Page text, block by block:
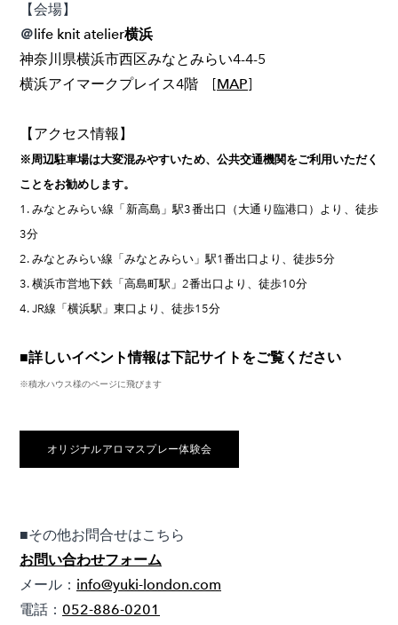
【会場】
＠ life knit atelier横浜
神奈川県横浜市西区みなとみらい4-4-5
横浜アイマークプレイス4階 [MAP]
​【アクセス情報】
※周辺駐車場は大変混みやすいため、公共交通機関をご利用いただく
ことをお勧めします。
1. みなとみらい線「新高島」駅3番出口（大通り臨港口）より、徒歩
3分
2. みなとみらい線「みなとみらい」駅1番出口より、徒歩5分
3. 横浜市営地下鉄「高島町駅」2番出口より、徒歩10分
4. JR線「横浜駅」東口より、徒歩15分
■詳しいイベント情報は下記サイトをご覧ください
※積水ハウス様のページに飛びます
オリジナルアロマスプレー体験会
■その他お問合せはこちら
お問い合わせフォーム
メール： info@yuki-london.com
電話： 052-886-0201